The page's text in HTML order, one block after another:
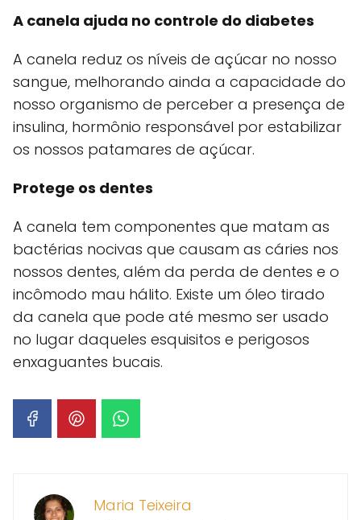
A canela ajuda no controle do diabetes
A canela reduz os níveis de açúcar no nosso
sangue, melhorando ainda a capacidade do
nosso organismo de perceber a presença de
insulina, hormônio responsável por estabilizar
os nossos patamares de açúcar.
Protege os dentes
A canela tem componentes que matam as
bactérias nocivas que causam as cáries nos
nossos dentes, além da perda de dentes e o
incômodo mau hálito. Existe um óleo tirado
da canela que pode até mesmo ser usado
no lugar daqueles esquisitos e perigosos
enxaguantes bucais.
Maria Teixeira